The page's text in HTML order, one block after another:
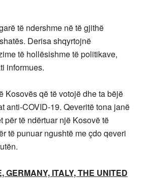
të ndershme në të gjithë
Derisa shqyrtojnë
të hollësishme të politikave,
informues.
Kosovës që të votojë dhe ta bëjë
anti-COVID-19. Qeveritë tona janë
për të ndërtuar një Kosovë të
të punuar ngushtë me çdo qeveri
GERMANY, ITALY, THE UNITED